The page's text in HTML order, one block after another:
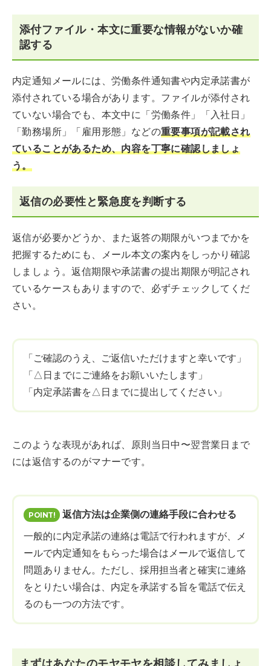
添付ファイル・本文に重要な情報がないか確
認する
内定通知メールには、労働条件通知書や内定承諾書が
添付されている場合があります。ファイルが添付され
ていない場合でも、本文中に「労働条件」「入社日」
「勤務場所」「雇用形態」などの重要事項が記載され
ていることがあるため、内容を丁寧に確認しましょ
う。
返信の必要性と緊急度を判断する
返信が必要かどうか、また返答の期限がいつまでかを
把握するためにも、メール本文の案内をしっかり確認
しましょう。返信期限や承諾書の提出期限が明記され
ているケースもありますので、必ずチェックしてくだ
さい。
「ご確認のうえ、ご返信いただけますと幸いです」
「△日までにご連絡をお願いいたします」
「内定承諾書を△日までに提出してください」
このような表現があれば、原則当日中〜翌営業日まで
には返信するのがマナーです。
返信方法は企業側の連絡手段に合わせる
一般的に内定承諾の連絡は電話で行われますが、メ
ールで内定通知をもらった場合はメールで返信して
問題ありません。ただし、採用担当者と確実に連絡
をとりたい場合は、内定を承諾する旨を電話で伝え
るのも一つの方法です。
まずはあなたのモヤモヤを相談してみましょ